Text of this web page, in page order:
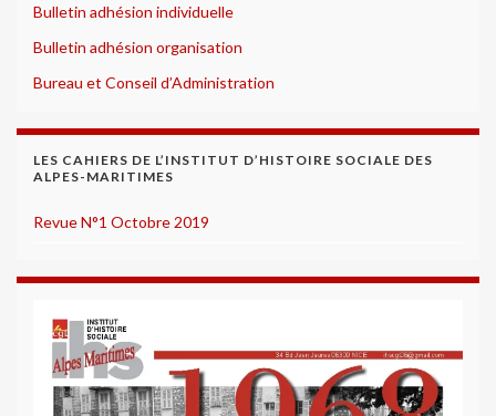
Bulletin adhésion individuelle
Bulletin adhésion organisation
Bureau et Conseil d’Administration
LES CAHIERS DE L’INSTITUT D’HISTOIRE SOCIALE DES
ALPES-MARITIMES
Revue N°1 Octobre 2019